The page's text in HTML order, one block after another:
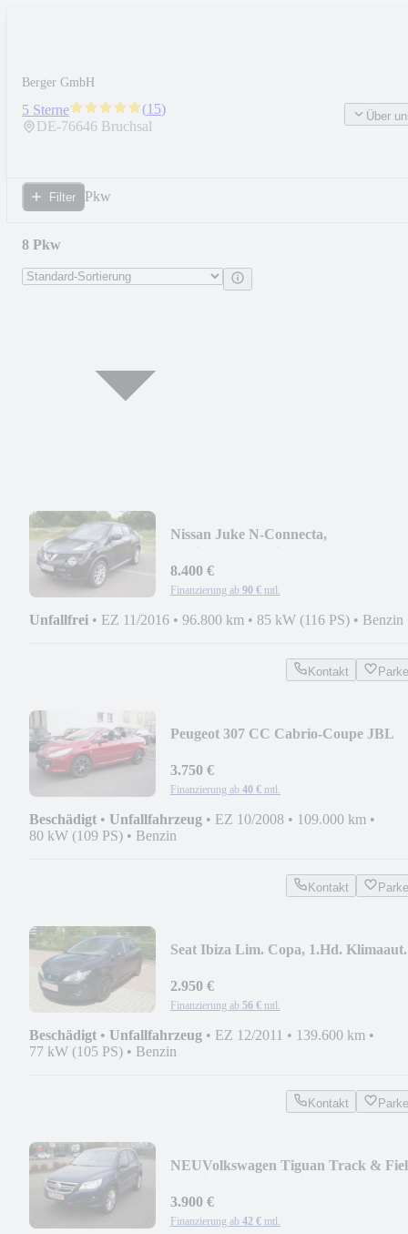
Berger GmbH
5 Sterne (15)
DE-76646 Bruchsal
Über
Filter Pkw
8 Pkw
Nissan Juke N-Connecta,
8.400 €
Finanzierung ab 90 € mtl.
Unfallfrei • EZ 11/2016 • 96.800 km • 85 kW (116 PS) • Benzin
Kontakt
Peugeot 307 CC Cabrio-Coupe JBL
3.750 €
Finanzierung ab 40 € mtl.
Beschädigt • Unfallfahrzeug • EZ 10/2008 • 109.000 km •
80 kW (109 PS) • Benzin
Kontakt
Seat Ibiza Lim. Copa, 1.Hd. Klimaaut.
2.950 €
Finanzierung ab 56 € mtl.
Beschädigt • Unfallfahrzeug • EZ 12/2011 • 139.600 km •
77 kW (105 PS) • Benzin
Kontakt
NEUVolkswagen Tiguan Track &
3.900 €
Finanzierung ab 42 € mtl.